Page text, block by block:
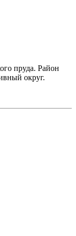
пруда. Район
округ.